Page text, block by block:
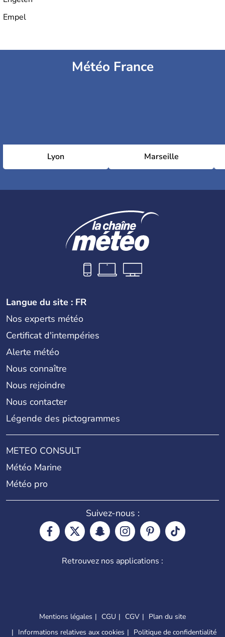
Empel
Météo France
Lyon Marseille
Langue du site : FR
Nos experts météo
Certificat d'intempéries
Alerte météo
Nous connaître
Nous rejoindre
Nous contacter
Légende des pictogrammes
METEO CONSULT
Météo Marine
Météo pro
Suivez-nous :
Retrouvez nos applications :
Mentions légales CGU CGV
Plan du site
Informations relatives aux cookies
Politique de confidentialité